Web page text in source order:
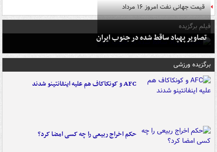
قیمت جهانی نفت امروز ۱۶ مرداد
فیلم برگزیده
تصاویر پهپاد ساقط شده در جنوب ایران
برگزیده ورزشی
AFC و کونکاکاف هم علیه اینفانتینو شدند
حکم اخراج ربیعی را چه کسی امضا کرد؟